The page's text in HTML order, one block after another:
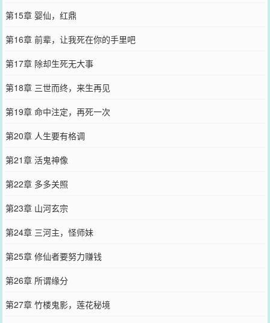
第15章 婴仙，红鼎
第16章 前辈，让我死在你的手里吧
第17章 除却生死无大事
第18章 三世而终，来生再见
第19章 命中注定，再死一次
第20章 人生要有格调
第21章 活鬼神像
第22章 多多关照
第23章 山河玄宗
第24章 三河主，怪师妹
第25章 修仙者要努力赚钱
第26章 所谓缘分
第27章 竹楼鬼影，莲花秘境